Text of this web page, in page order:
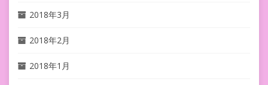
2018年3月
2018年2月
2018年1月